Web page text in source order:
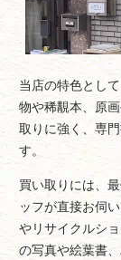
当店の特色とし
物や稀覯本、原
取りに強く、専
す。
買い取りには、
ッフが直接お伺
やリサイクルシ
の写真や絵葉書